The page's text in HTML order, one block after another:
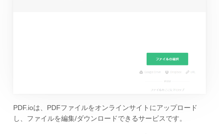
PDF.ioは、PDFファイルをオンラインサイトにアップロード
し、ファイルを編集/ダウンロードできるサービスです。